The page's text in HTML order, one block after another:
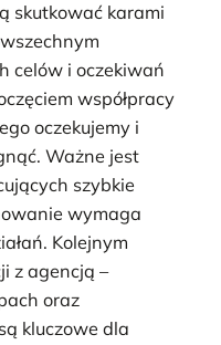
skutkować karami
celów i oczekiwań
współpracy
oczekujemy i
Ważne jest
szybkie
wymaga
Kolejnym
z agencją –
oraz
kluczowe dla